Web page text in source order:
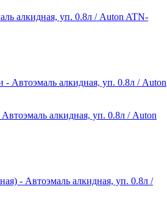
алкидная, уп. 0.8л / Auton ATN-
алкидная, уп. 0.8л / Auton